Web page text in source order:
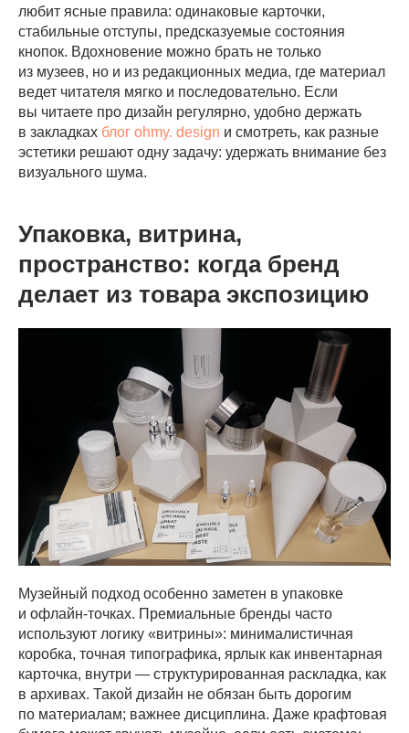
любит ясные правила: одинаковые карточки,
стабильные отступы, предсказуемые состояния
кнопок. Вдохновение можно брать не только
из музеев, но и из редакционных медиа, где материал
ведет читателя мягко и последовательно. Если
вы читаете про дизайн регулярно, удобно держать
в закладках блог ohmy. design и смотреть, как разные
эстетики решают одну задачу: удержать внимание без
визуального шума.
Упаковка, витрина,
пространство: когда бренд
делает из товара экспозицию
Музейный подход особенно заметен в упаковке
и офлайн-точках. Премиальные бренды часто
используют логику «витрины»: минималистичная
коробка, точная типографика, ярлык как инвентарная
карточка, внутри — структурированная раскладка, как
в архивах. Такой дизайн не обязан быть дорогим
по материалам; важнее дисциплина. Даже крафтовая